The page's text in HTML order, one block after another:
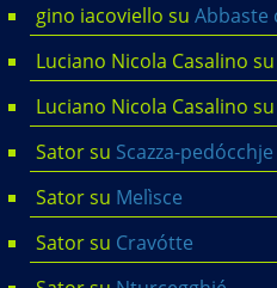
gino iacoviello su Abbaste
Luciano Nicola Casalino su
Luciano Nicola Casalino su
Satorsu Scazza-pedócchje
Satorsu Melìsce
Satorsu Cravótte